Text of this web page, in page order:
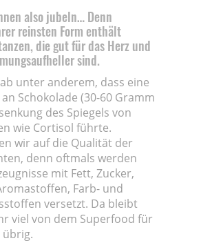
also jubeln… Denn
reinsten Form enthält
die gut für das Herz und
sind.
unter anderem, dass eine
Schokolade (30-60 Gramm
des Spiegels von
wie Cortisol führte.
wir auf die Qualität der
denn oftmals werden
mit Fett, Zucker,
Farb- und
versetzt. Da bleibt
viel von dem Superfood für
übrig.